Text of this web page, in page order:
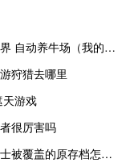
我的世界 自动养牛场（我的世界自动养牛场）
狩猎去哪里
游戏
很厉害吗
元气骑士被覆盖的原存档怎么恢复